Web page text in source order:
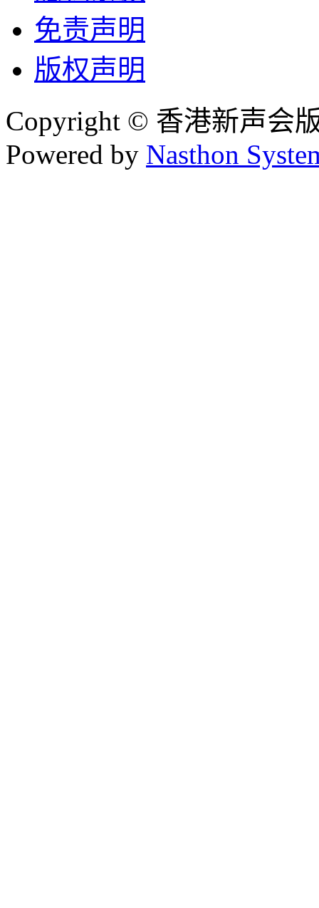
免责声明
版权声明
Copyright © 香港新声会
Powered by Nasthon